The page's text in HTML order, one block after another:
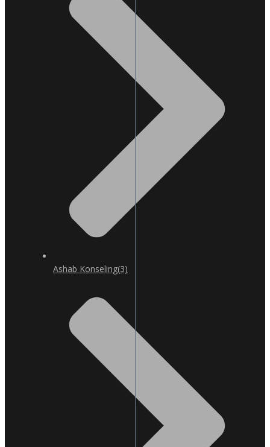
Ashab Konseling(3)